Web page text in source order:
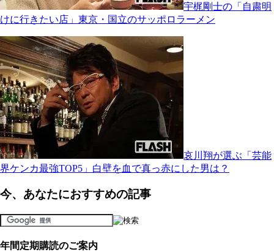
宇梶剛士の「自粛明
けに行きたい店」東京・国立のサッポロラーメン
哀川翔が選ぶ「芸能
界ケンカ最強TOP5」白壁を血で真っ赤にした男は？
今、あなたにおすすめの記事
年間定期購読のご案内